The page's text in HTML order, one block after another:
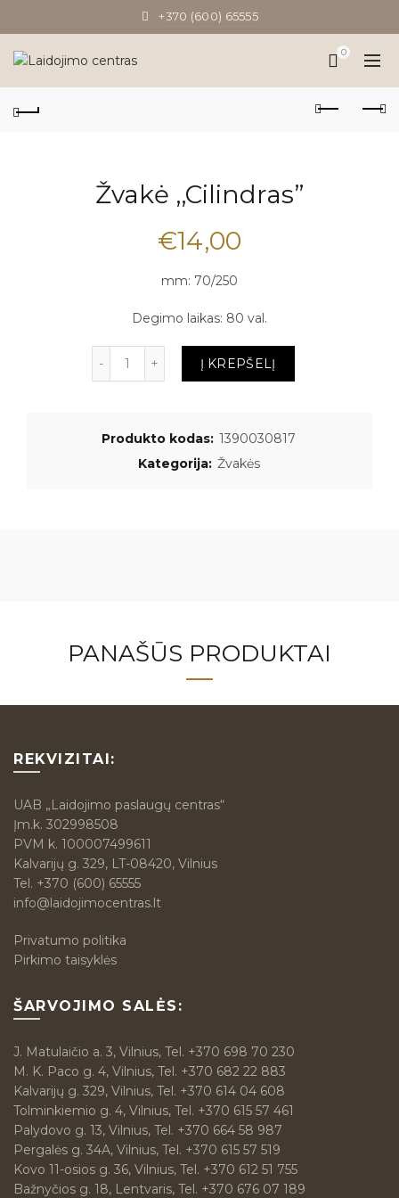
+370 (600) 65555
0
Žvakė ,,Cilindras”
€14,00
mm: 70/250
Degimo laikas: 80 val.
Kiekis
Į KREPŠELĮ
Produkto kodas: 1390030817
Kategorija: Žvakės
PANAŠŪS PRODUKTAI
REKVIZITAI:
UAB „Laidojimo paslaugų centras“
Įm.k. 302998508
PVM k. 100007499611
Kalvarijų g. 329, LT-08420, Vilnius
Tel. +370 (600) 65555
info@laidojimocentras.lt
Privatumo politika
Pirkimo taisyklės
ŠARVOJIMO SALĖS:
J. Matulaičio a. 3, Vilnius, Tel. +370 698 70 230
M. K. Paco g. 4, Vilnius, Tel. +370 682 22 883
Kalvarijų g. 329, Vilnius, Tel. +370 614 04 608
Tolminkiemio g. 4, Vilnius, Tel. +370 615 57 461
Palydovo g. 13, Vilnius, Tel. +370 664 58 987
Pergalės g. 34A, Vilnius, Tel. +370 615 57 519
Kovo 11-osios g. 36, Vilnius, Tel. +370 612 51 755
Bažnyčios g. 18, Lentvaris, Tel. +370 676 07 189